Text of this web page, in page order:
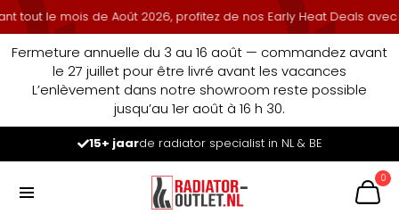
le mois de Août 2026, profitez de nos Early Heat Deals avec
Fermeture annuelle du 3 au 16 août — commandez avant
le 27 juillet pour être livré avant les vacances
L’enlèvement dans notre showroom reste possible
jusqu’au 1er août à 16 h 30.
in NL & BE Leader du marché
0